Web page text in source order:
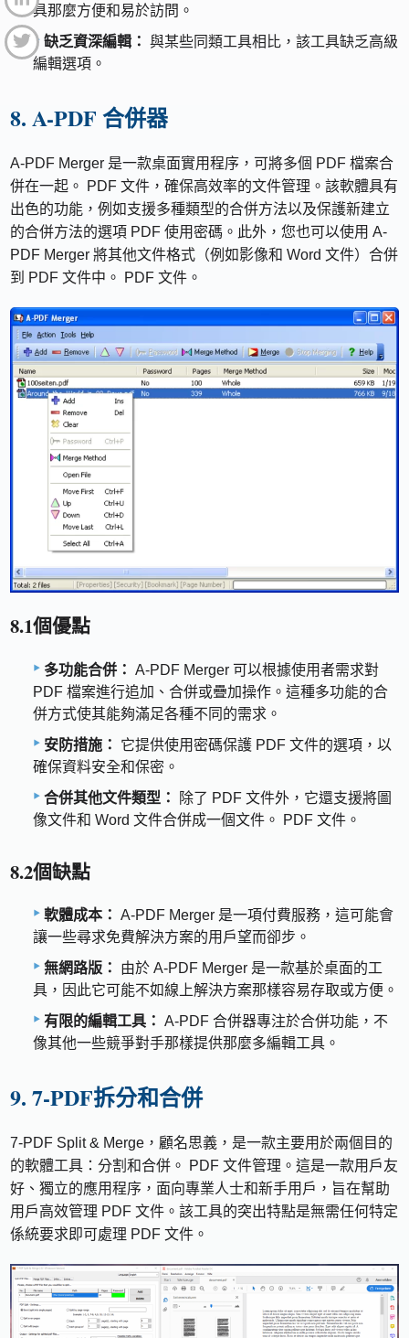
具那麼方便和易於訪問。
缺乏資深編輯： 與某些同類工具相比，該工具缺乏高級
編輯選項。
8. A-PDF 合併器
A-PDF Merger 是一款桌面實用程序，可將多個 PDF 檔案合
併在一起。 PDF 文件，確保高效率的文件管理。該軟體具有
出色的功能，例如支援多種類型的合併方法以及保護新建立
的合併方法的選項 PDF 使用密碼。此外，您也可以使用 A-
PDF Merger 將其他文件格式（例如影像和 Word 文件）合併
到 PDF 文件中。 PDF 文件。
8.1個優點
多功能合併： A-PDF Merger 可以根據使用者需求對
PDF 檔案進行追加、合併或疊加操作。這種多功能的合
併方式使其能夠滿足各種不同的需求。
安防措施：
它提供使用密碼保護 PDF 文件的選項，以
確保資料安全和保密。
合併其他文件類型：
除了 PDF 文件外，它還支援將圖
像文件和 Word 文件合併成一個文件。 PDF 文件。
8.2個缺點
軟體成本： A-PDF Merger 是一項付費服務，這可能會
讓一些尋求免費解決方案的用戶望而卻步。
無網路版：
由於 A-PDF Merger 是一款基於桌面的工
具，因此它可能不如線上解決方案那樣容易存取或方便。
有限的編輯工具： A-PDF 合併器專注於合併功能，不
像其他一些競爭對手那樣提供那麼多編輯工具。
9. 7-PDF拆分和合併
7-PDF Split & Merge，顧名思義，是一款主要用於兩個目的
的軟體工具：分割和合併。 PDF 文件管理。這是一款用戶友
好、獨立的應用程序，面向專業人士和新手用戶，旨在幫助
用戶高效管理 PDF 文件。該工具的突出特點是無需任何特定
係統要求即可處理 PDF 文件。